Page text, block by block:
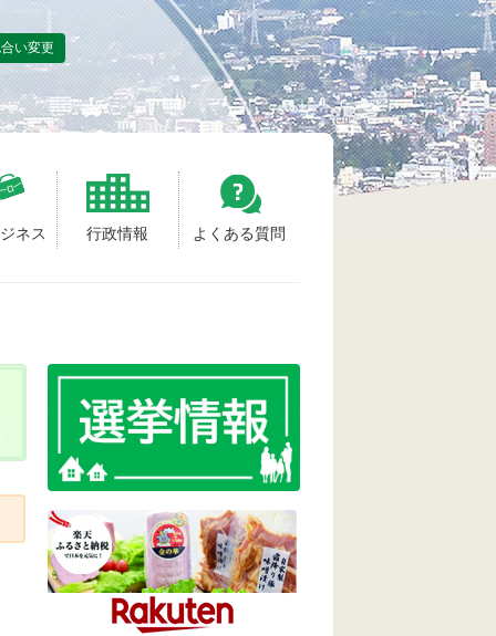
ネス 行政情報 よくある質問
い変更